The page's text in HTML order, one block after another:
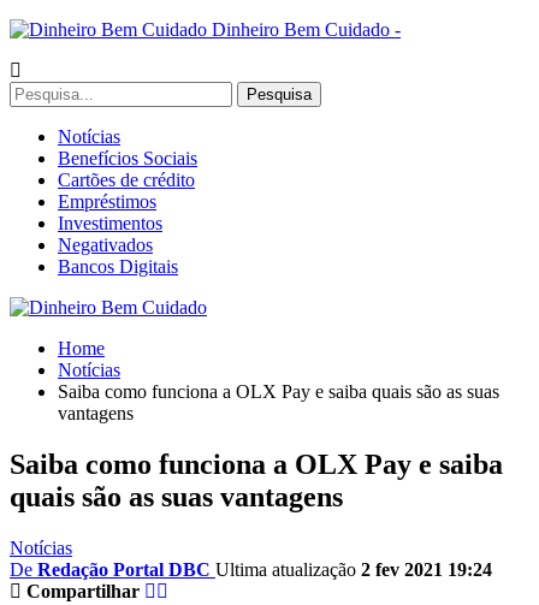
Dinheiro Bem Cuidado -
Notícias
Benefícios Sociais
Cartões de crédito
Empréstimos
Investimentos
Negativados
Bancos Digitais
Home
Notícias
Saiba como funciona a OLX Pay e saiba quais são as suas
vantagens
Saiba como funciona a OLX Pay e saiba
quais são as suas vantagens
Notícias
De Redação Portal DBC Ultima atualização 2 fev 2021 19:24
Compartilhar